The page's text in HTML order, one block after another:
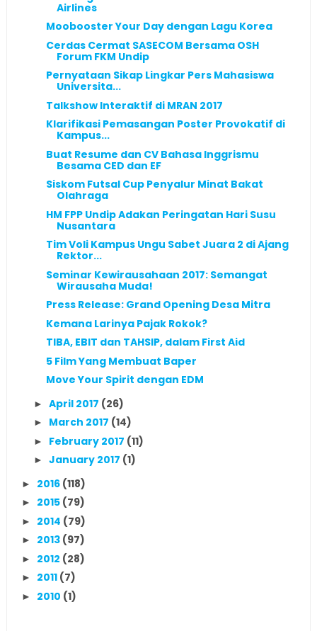
Airlines
Moobooster Your Day dengan Lagu Korea
Cerdas Cermat SASECOM Bersama OSH
Forum FKM Undip
Pernyataan Sikap Lingkar Pers Mahasiswa
Universita...
Talkshow Interaktif di MRAN 2017
Klarifikasi Pemasangan Poster Provokatif di
Kampus...
Buat Resume dan CV Bahasa Inggrismu
Besama CED dan EF
Siskom Futsal Cup Penyalur Minat Bakat
Olahraga
HM FPP Undip Adakan Peringatan Hari Susu
Nusantara
Tim Voli Kampus Ungu Sabet Juara 2 di Ajang
Rektor...
Seminar Kewirausahaan 2017: Semangat
Wirausaha Muda!
Press Release: Grand Opening Desa Mitra
Kemana Larinya Pajak Rokok?
TIBA, EBIT dan TAHSIP, dalam First Aid
5 Film Yang Membuat Baper
Move Your Spirit dengan EDM
► April 2017 (26)
► March 2017 (14)
► February 2017 (11)
► January 2017 (1)
► 2016 (118)
► 2015 (79)
► 2014 (79)
► 2013 (97)
► 2012 (28)
► 2011 (7)
► 2010 (1)